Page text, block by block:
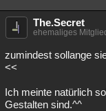
The.Secret
ehemaliges
zumindest sollange
<<
Ich meinte natürlich
Gestalten sind.^^